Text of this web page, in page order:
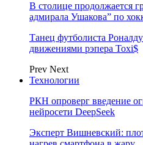
В столице продолжается
адмирала Ушакова” по
Танец футболиста
движениями рэпера Toxi$
Prev Next
Технологии
РКН опроверг введение
нейросети DeepSeek
Эксперт Вишневский: